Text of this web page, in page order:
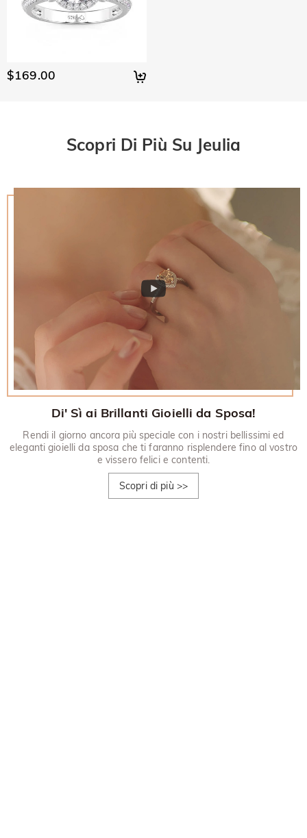
$169.00
Scopri Di Più Su Jeulia
Di' Sì ai Brillanti Gioielli da Sposa!
Rendi il giorno ancora più speciale con i nostri bellissimi ed
eleganti gioielli da sposa che ti faranno risplendere fino al vostro
e vissero felici e contenti.
Scopri di più >>